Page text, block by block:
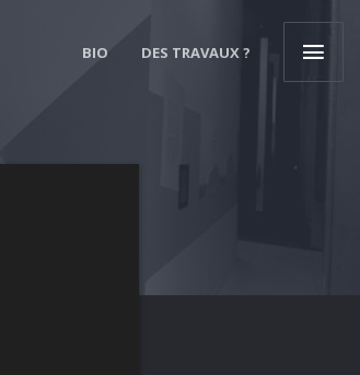
BIO DES TRAVAUX ?